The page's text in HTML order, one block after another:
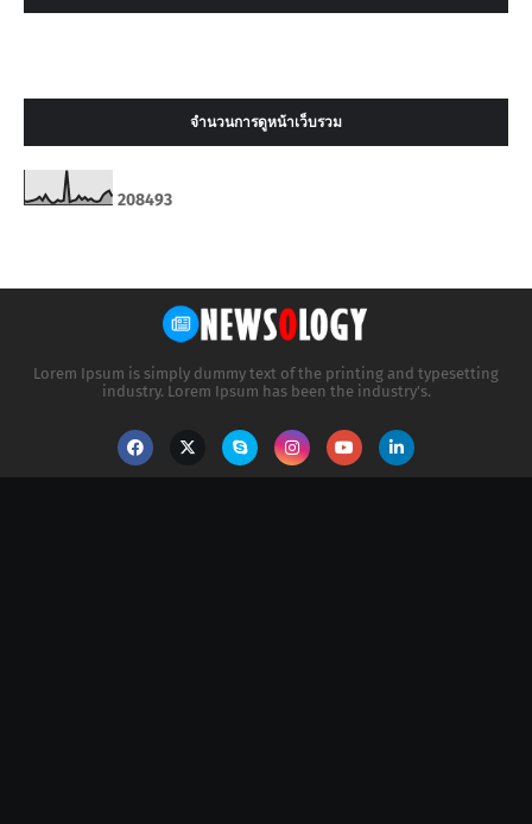
จำนวนการดูหน้าเว็บรวม
208493
Lorem Ipsum is simply dummy text of the printing and typesetting
industry. Lorem Ipsum has been the industry's.